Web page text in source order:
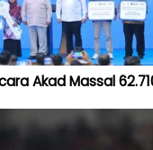
Akad Massal